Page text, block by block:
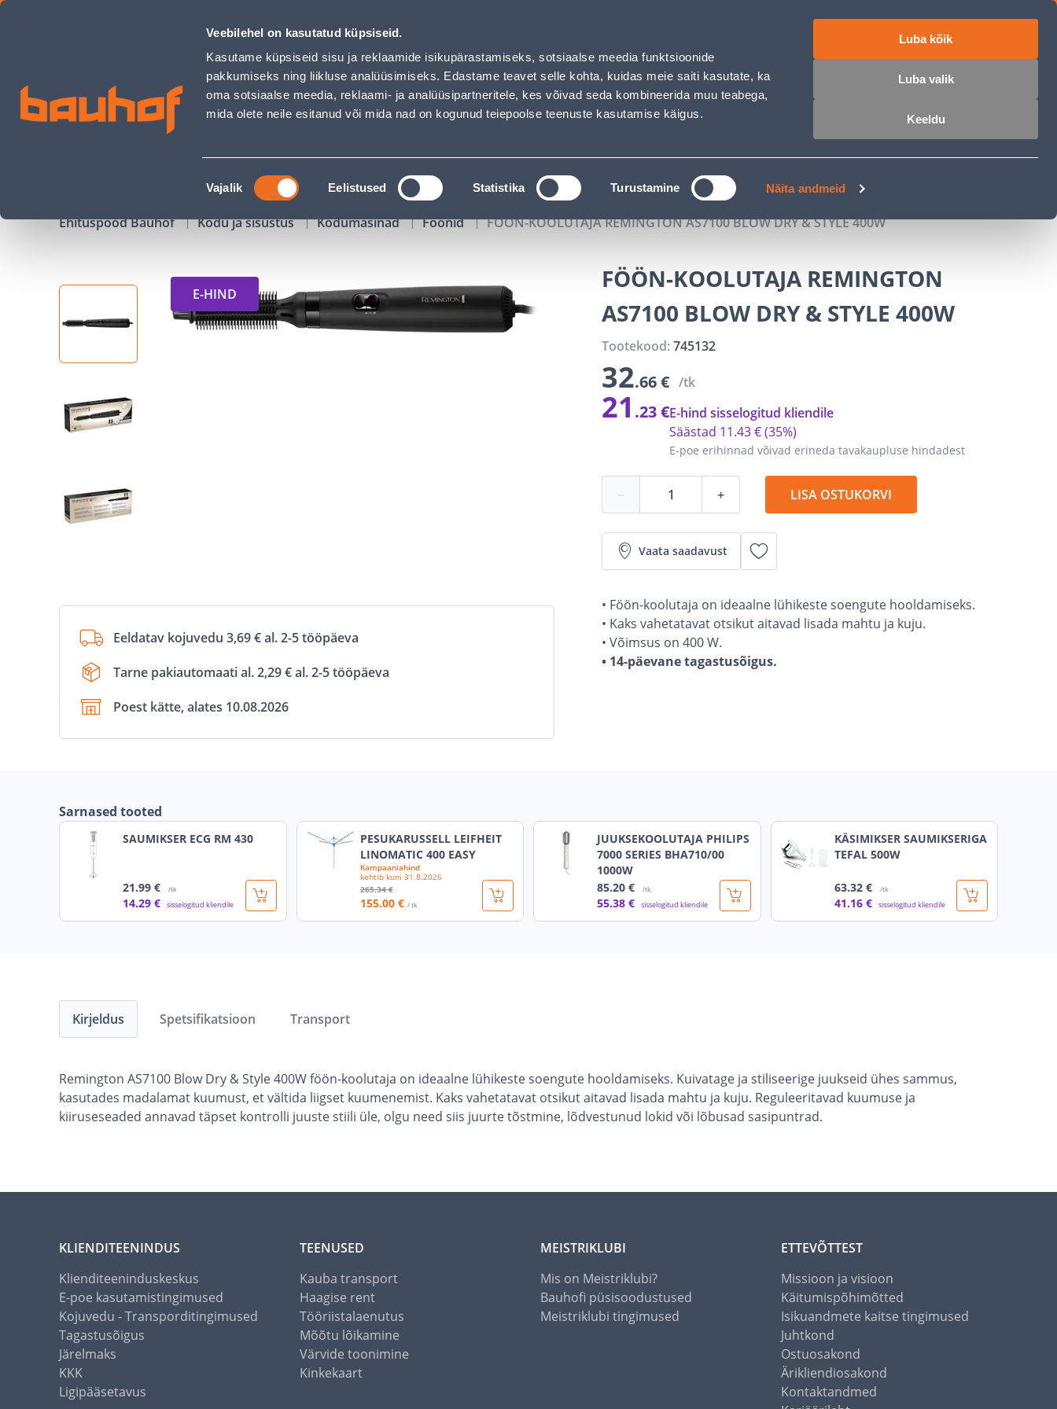
Veebilehel on kasutatud küpsiseid.
Kasutame küpsiseid sisu ja reklaamide isikupärastamiseks, sotsiaalse meedia funktsioonide
pakkumiseks ning liikluse analüüsimiseks. Edastame teavet selle kohta, kuidas meie saiti kasutate, ka
oma sotsiaalse meedia, reklaami- ja analüüsipartneritele, kes võivad seda kombineerida muu teabega,
mida olete neile esitanud või mida nad on kogunud teiepoolse teenuste kasutamise käigus.
Nõusoleku
valik
Vajalik Eelistused Statistika Turustamine Näita andmeid
Luba kõik
Luba valik
Keeldu
FÖÖN-KOOLUTAJA REMINGTON AS7100 BLOW DRY & STYLE 400W - Bauhof has loaded
Äriklienditeenindus Klienditeenindus Teenused Karjäärileht
OTSI Logi sisse
KAMPAANIAD KATALOOGID TÖÖRIISTALAENUTUS JÄRELMAKS
Ehituspood Bauhof Kodu ja sisustus Kodumasinad Föönid FÖÖN-KOOLUTAJA REMINGTON AS7100 BLOW DRY & STYLE 400W
E-HIND
Eeldatav kojuvedu 3,69 € al. 2-5 tööpäeva
Tarne pakiautomaati al. 2,29 € al. 2-5 tööpäeva
Poest kätte, alates 10.08.2026
FÖÖN-KOOLUTAJA REMINGTON
AS7100 BLOW DRY & STYLE 400W
Tootekood:745132
32.66 € /tk
21 .23 €
E-poe erihinnad võivad erineda tavakaupluse hindadest
Säästad 11.43 €(35%)
E-hind sisselogitud kliendile
− + LISA OSTUKORVI
Vaata saadavust
• Föön-koolutaja on ideaalne lühikeste soengute hooldamiseks.
• Kaks vahetatavat otsikut aitavad lisada mahtu ja kuju.
• Võimsus on 400 W.
• 14-päevane tagastusõigus.
Sarnased tooted
SAUMIKSER ECG RM 430
21.99 € /tk
14.29 € sisselogitud kliendile
PESUKARUSSELL LEIFHEIT
LINOMATIC 400 EASY
Kampaaniahind
kehtib kuni 31.8.2026
265.34 €
155.00 € / tk
JUUKSEKOOLUTAJA PHILIPS
7000 SERIES BHA710/00
1000W
85.20 € /tk
55.38 € sisselogitud kliendile
KÄSIMIKSER SAUMIKSERIGA
TEFAL 500W
63.32 € /tk
41.16 € sisselogitud kliendile
Kirjeldus
Remington AS7100 Blow Dry & Style 400W föön-koolutaja on ideaalne lühikeste soengute hooldamiseks. Kuivatage ja stiliseerige juukseid ühes sammus,
kasutades madalamat kuumust, et vältida liigset kuumenemist. Kaks vahetatavat otsikut aitavad lisada mahtu ja kuju. Reguleeritavad kuumuse ja
kiiruseseaded annavad täpset kontrolli juuste stiili üle, olgu need siis juurte tõstmine, lõdvestunud lokid või lõbusad sasipuntrad.
Spetsifikatsioon Transport
KLIENDITEENINDUS
Klienditeeninduskeskus
E-poe kasutamistingimused
Kojuvedu - Transporditingimused
Tagastusõigus
Järelmaks
KKK
Ligipääsetavus
TEENUSED
Kauba transport
Haagise rent
Tööriistalaenutus
Mõõtu lõikamine
Värvide toonimine
Kinkekaart
MEISTRIKLUBI
Mis on Meistriklubi?
Bauhofi püsisoodustused
Meistriklubi tingimused
ETTEVÕTTEST
Missioon ja visioon
Käitumispõhimõtted
Isikuandmete kaitse tingimused
Juhtkond
Ostuosakond
Ärikliendiosakond
Kontaktandmed